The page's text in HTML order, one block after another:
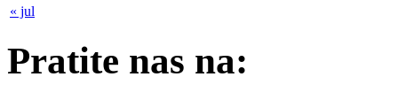
« jul
Pratite nas na: